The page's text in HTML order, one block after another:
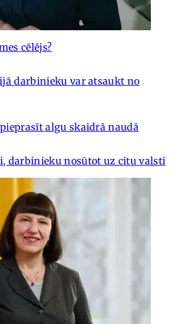
cēlējs?
darbinieku var atsaukt no
algu skaidrā naudā
darbinieku nosūtot uz citu valsti